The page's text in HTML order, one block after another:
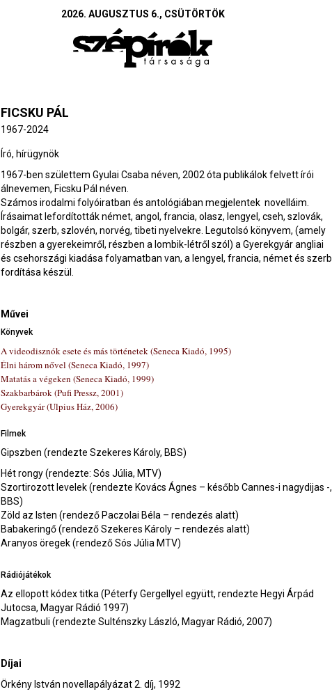
2026. AUGUSZTUS 6., CSÜTÖRTÖK
FICSKU PÁL
1967-2024
Író, hírügynök
1967-ben születtem Gyulai Csaba néven, 2002 óta publikálok felvett írói
álnevemen, Ficsku Pál néven.
Számos irodalmi folyóiratban és antológiában megjelentek novelláim.
Írásaimat lefordították német, angol, francia, olasz, lengyel, cseh, szlovák,
bolgár, szerb, szlovén, norvég, tibeti nyelvekre. Legutolsó könyvem, (amely
részben a gyerekeimről, részben a lombik-létről szól) a Gyerekgyár angliai
és csehországi kiadása folyamatban van, a lengyel, francia, német és szerb
fordítása készül.
Művei
Könyvek
A videodisznók esete és más történetek (Seneca Kiadó, 1995)
Élni három nővel (Seneca Kiadó, 1997)
Matatás a végeken (Seneca Kiadó, 1999)
Szakbarbárok (Pufi Pressz, 2001)
Gyerekgyár (Ulpius Ház, 2006)
Filmek
Gipszben (rendezte Szekeres Károly, BBS)
Hét rongy (rendezte: Sós Júlia, MTV)
Szortirozott levelek (rendezte Kovács Ágnes – később Cannes-i nagydijas -,
BBS)
Zöld az Isten (rendező Paczolai Béla – rendezés alatt)
Babakeringő (rendező Szekeres Károly – rendezés alatt)
Aranyos öregek (rendező Sós Júlia MTV)
Rádiójátékok
Az ellopott kódex titka (Péterfy Gergellyel együtt, rendezte Hegyi Árpád
Jutocsa, Magyar Rádió 1997)
Magzatbuli (rendezte Sulténszky László, Magyar Rádió, 2007)
Díjai
Örkény István novellapályázat 2. díj, 1992